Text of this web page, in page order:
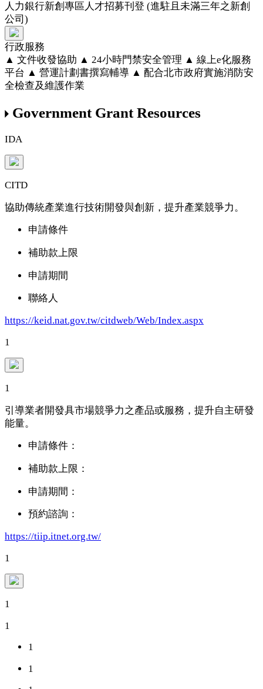
人力銀行新創專區人才招募刊登 (進駐且未滿三年之新創
公司)
行政服務
▲ 文件收發協助 ▲ 24小時門禁安全管理 ▲ 線上e化服務
平台 ▲ 營運計劃書撰寫輔導 ▲ 配合北市政府實施消防安
全檢查及維護作業
Government Grant Resources
IDA
CITD
協助傳統產業進行技術開發與創新，提升產業競爭力。
申請條件
補助款上限
申請期間
聯絡人
https://keid.nat.gov.tw/citdweb/Web/Index.aspx
1
1
引導業者開發具市場競爭力之產品或服務，提升自主研發
能量。
申請條件：
補助款上限：
申請期間：
預約諮詢：
https://tiip.itnet.org.tw/
1
1
1
1
1